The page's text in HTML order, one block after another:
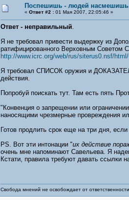
Поспешишь - людей
« Ответ #2 :01 Мая 2007, 22:05:46 »
Ответ - неправильный.
Я не требовал привести выдержку из
ратифицированного Верховным Советом
http://www.icrc.org/web/rus/siterus0.nsf/
Я требовал СПИСОК оружия и
действия.
Попробуй поискать тут. Там есть пять
"Конвенция о запрещении или
наносящими чрезмерные провреждения
Готов продлить срок еще на три дня,
PS. Вот эти интонации "их действие
очень мне напоминают Савельева. Я
Кстати, правила требуют давать ссылки
Свобода мнений не освобождает от